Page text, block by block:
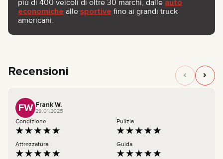
più di 400 veicoli di oltre 30 marchi, dalle auto
economiche alle sportive fino ai grandi truck
americani.
Recensioni
FW Frank W.
29.01.2025
Condizione Pulizia
Attrezzatura Guida